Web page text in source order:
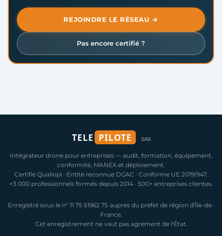
REJOINDRE LE RÉSEAU →
Pas encore certifié ?
TELE PILOTE SAS
Intégrateur drone pour entreprises — audit, formation, équipement,
conformité, MANEX et déploiement.
Certifié Qualiopi · Entité reconnue DGAC · Conforme UE 2019/947.
+3 000 professionnels formés depuis 2014 · 500+ entreprises clientes.
Enregistré sous le n° 11 75 51962 75 auprès du préfet de région d'Île-de-
France.
Cet enregistrement ne vaut pas agrément de l'État.